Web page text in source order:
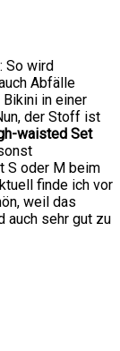
So wird
Abfälle
in einer
der Stoff ist
waisted Set
S oder M beim
finde ich vor
weil das
auch sehr gut zu